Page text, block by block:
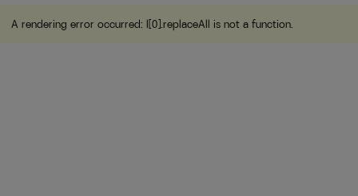
A rendering error occurred: l[0].replaceAll is not a function.